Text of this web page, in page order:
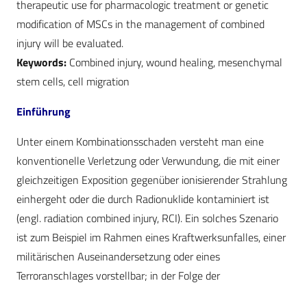
therapeutic use for pharmacologic treatment or genetic
modification of MSCs in the management of combined
injury will be evaluated.
Keywords: Combined injury, wound healing, mesenchymal
stem cells, cell migration
Einführung
Unter einem Kombinationsschaden versteht man eine
konventionelle Verletzung oder Verwundung, die mit einer
gleichzeitigen Exposition gegenüber ionisierender Strahlung
einhergeht oder die durch Radionuklide kontaminiert ist
(engl. radiation combined injury, RCI). Ein solches Szenario
ist zum Beispiel im Rahmen eines Kraftwerksunfalles, einer
militärischen Auseinandersetzung oder eines
Terroranschlages vorstellbar; in der Folge der